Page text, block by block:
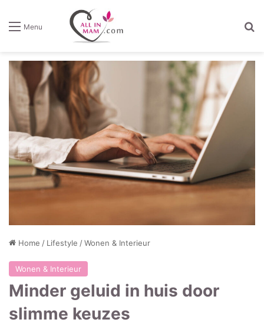
Menu
Home / Lifestyle /Wonen & Interieur
Wonen & Interieur
Minder geluid in huis door
slimme keuzes